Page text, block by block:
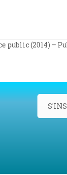
public (2014) –